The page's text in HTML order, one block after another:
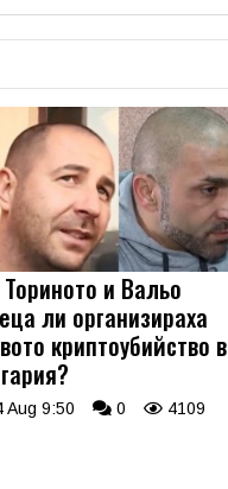
и Вальо
ли организираха
криптоубийство в
Aug 9:50 0 4109